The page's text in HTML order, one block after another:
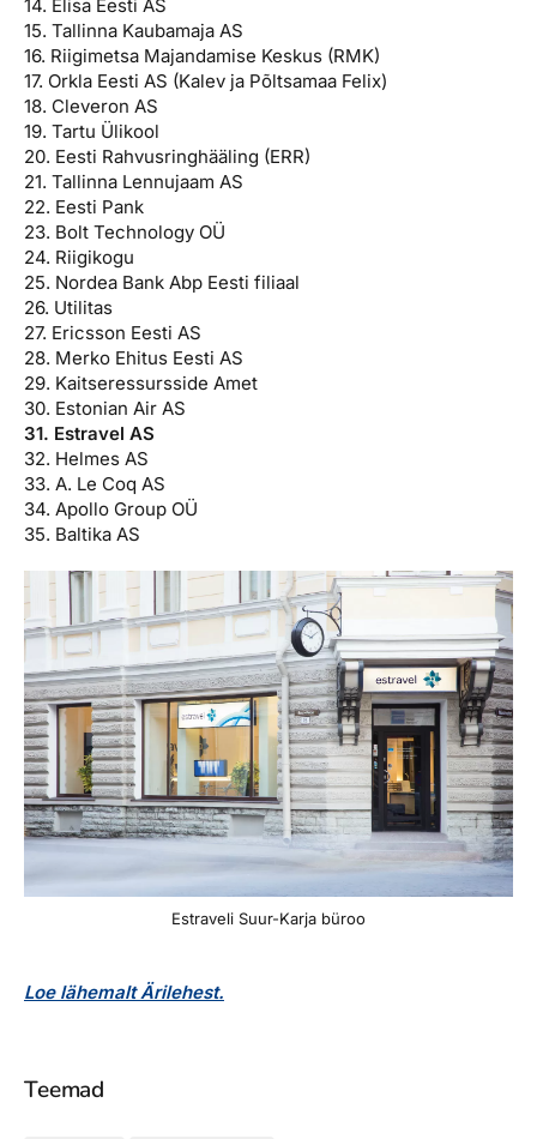
14. Elisa Eesti AS
15. Tallinna Kaubamaja AS
16. Riigimetsa Majandamise Keskus (RMK)
17. Orkla Eesti AS (Kalev ja Põltsamaa Felix)
18. Cleveron AS
19. Tartu Ülikool
20. Eesti Rahvusringhääling (ERR)
21. Tallinna Lennujaam AS
22. Eesti Pank
23. Bolt Technology OÜ
24. Riigikogu
25. Nordea Bank Abp Eesti filiaal
26. Utilitas
27. Ericsson Eesti AS
28. Merko Ehitus Eesti AS
29. Kaitseressursside Amet
30. Estonian Air AS
31. Estravel AS
32. Helmes AS
33. A. Le Coq AS
34. Apollo Group OÜ
35. Baltika AS
Estraveli Suur-Karja büroo
Loe lähemalt Ärilehest.
Teemad